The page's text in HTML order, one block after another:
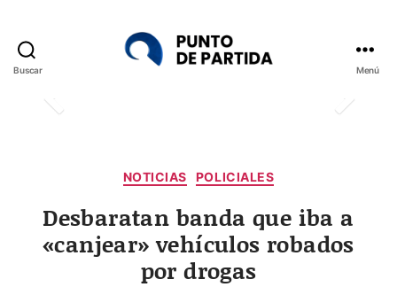
Buscar Menú
NOTICIAS POLICIALES
Desbaratan banda que iba a
«canjear» vehículos robados
por drogas